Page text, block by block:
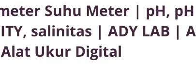
Suhu Meter | pH, pH
salinitas | ADY LAB |
Ukur Digital